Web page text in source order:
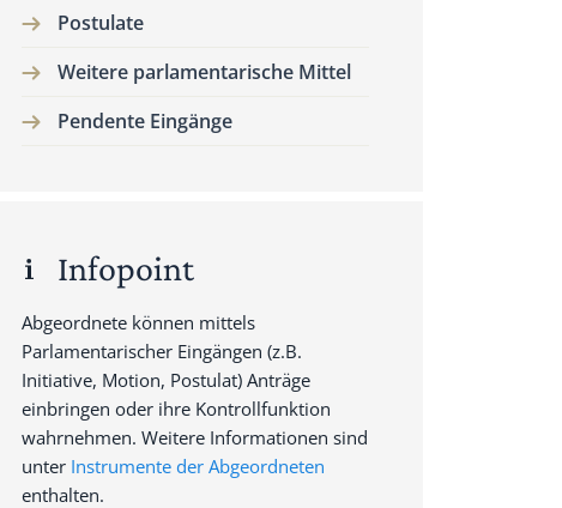
Postulate
Weitere parlamentarische Mittel
Pendente Eingänge
Infopoint
Abgeordnete können mittels
Parlamentarischer Eingängen (z.B.
Initiative, Motion, Postulat) Anträge
einbringen oder ihre Kontrollfunktion
wahrnehmen. Weitere Informationen sind
unter Instrumente der Abgeordneten
enthalten.